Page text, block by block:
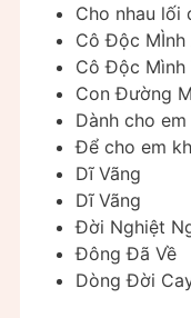
Cho nhau lối
Cô Độc MÌnh
Cô Độc Mình
Con Đường
Dành cho em
Để cho em
Dĩ Vãng
Dĩ Vãng
Đời Nghiệt
Đông Đã Về
Dòng Đời